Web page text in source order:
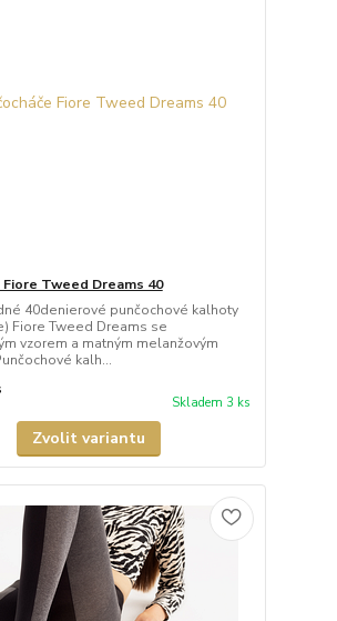
Fiore Tweed Dreams 40
40denierové punčochové kalhoty
Fiore Tweed Dreams se
vzorem a matným melanžovým
kalh...
Skladem 3 ks
Zvolit variantu